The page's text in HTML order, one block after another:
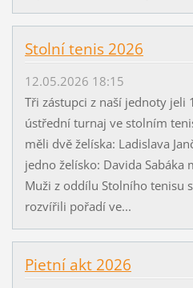
Stolní tenis 2026
12.05.2026 18:15
Tři zástupci z naší jednoty jeli
ústřední turnaj ve stolním
měli dvě želíska: Ladislava
jedno želísko: Davida
Muži z oddílu Stolního tenisu
rozvířili pořadí ve...
Pietní akt 2026